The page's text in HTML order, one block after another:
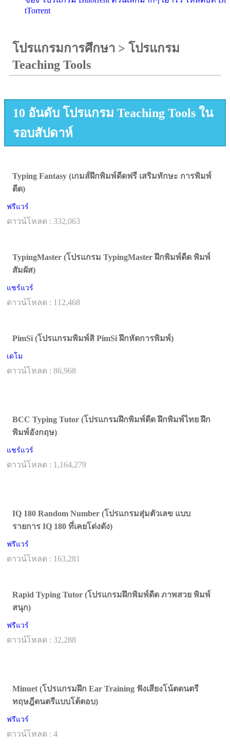
tTorrent
โปรแกรมการศึกษา > โปรแกรม
Teaching Tools
10 อันดับ โปรแกรม Teaching Tools ใน
รอบสัปดาห์
Typing Fantasy (เกมส์ฝึกพิมพ์ดีดฟรี เสริมทักษะ การพิมพ์
ดีด)
ฟรีแวร์
ดาวน์โหลด : 332,063
TypingMaster (โปรแกรม TypingMaster ฝึกพิมพ์ดีด พิมพ์
สัมผัส)
แชร์แวร์
ดาวน์โหลด : 112,468
PimSi (โปรแกรมพิมพ์สิ PimSi ฝึกหัดการพิมพ์)
เดโม
ดาวน์โหลด : 86,968
BCC Typing Tutor (โปรแกรมฝึกพิมพ์ดีด ฝึกพิมพ์ไทย ฝึก
พิมพ์อังกฤษ)
แชร์แวร์
ดาวน์โหลด : 1,164,279
IQ 180 Random Number (โปรแกรมสุ่มตัวเลข แบบ
รายการ IQ 180 ที่เคยโด่งดัง)
ฟรีแวร์
ดาวน์โหลด : 163,281
Rapid Typing Tutor (โปรแกรมฝึกพิมพ์ดีด ภาพสวย พิมพ์
สนุก)
ฟรีแวร์
ดาวน์โหลด : 32,288
Minuet (โปรแกรมฝึก Ear Training ฟังเสียงโน้ตดนตรี
ทฤษฎีดนตรีแบบโต้ตอบ)
ฟรีแวร์
ดาวน์โหลด : 4